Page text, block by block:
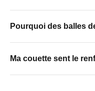
assez grande. Vérifiez
Pourquoi des balles
évitent que le duvet/
paquets.
Ma couette sent
Ma couette sent le